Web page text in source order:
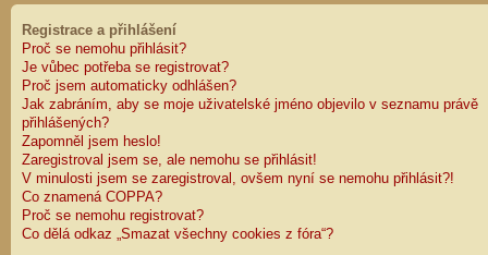
Registrace a přihlášení
Proč se nemohu přihlásit?
Je vůbec potřeba se registrovat?
Proč jsem automaticky odhlášen?
Jak zabráním, aby se moje uživatelské jméno objevilo v seznamu právě
přihlášených?
Zapomněl jsem heslo!
Zaregistroval jsem se, ale nemohu se přihlásit!
V minulosti jsem se zaregistroval, ovšem nyní se nemohu přihlásit?!
Co znamená COPPA?
Proč se nemohu registrovat?
Co dělá odkaz „Smazat všechny cookies z fóra“?